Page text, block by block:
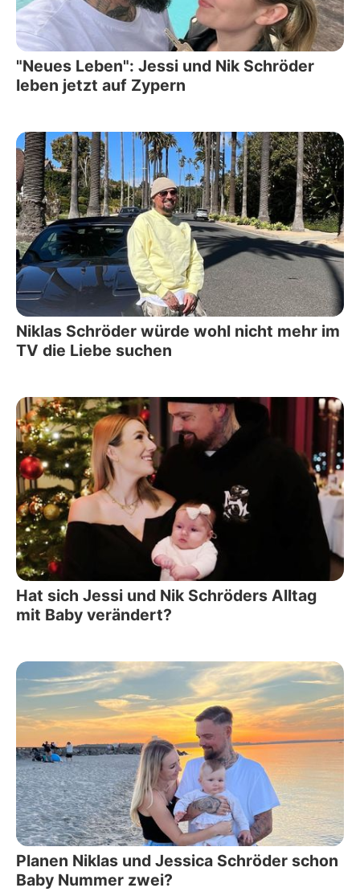
"Neues Leben": Jessi und Nik Schröder
leben jetzt auf Zypern
Niklas Schröder würde wohl nicht mehr im
TV die Liebe suchen
Hat sich Jessi und Nik Schröders Alltag
mit Baby verändert?
Planen Niklas und Jessica Schröder schon
Baby Nummer zwei?